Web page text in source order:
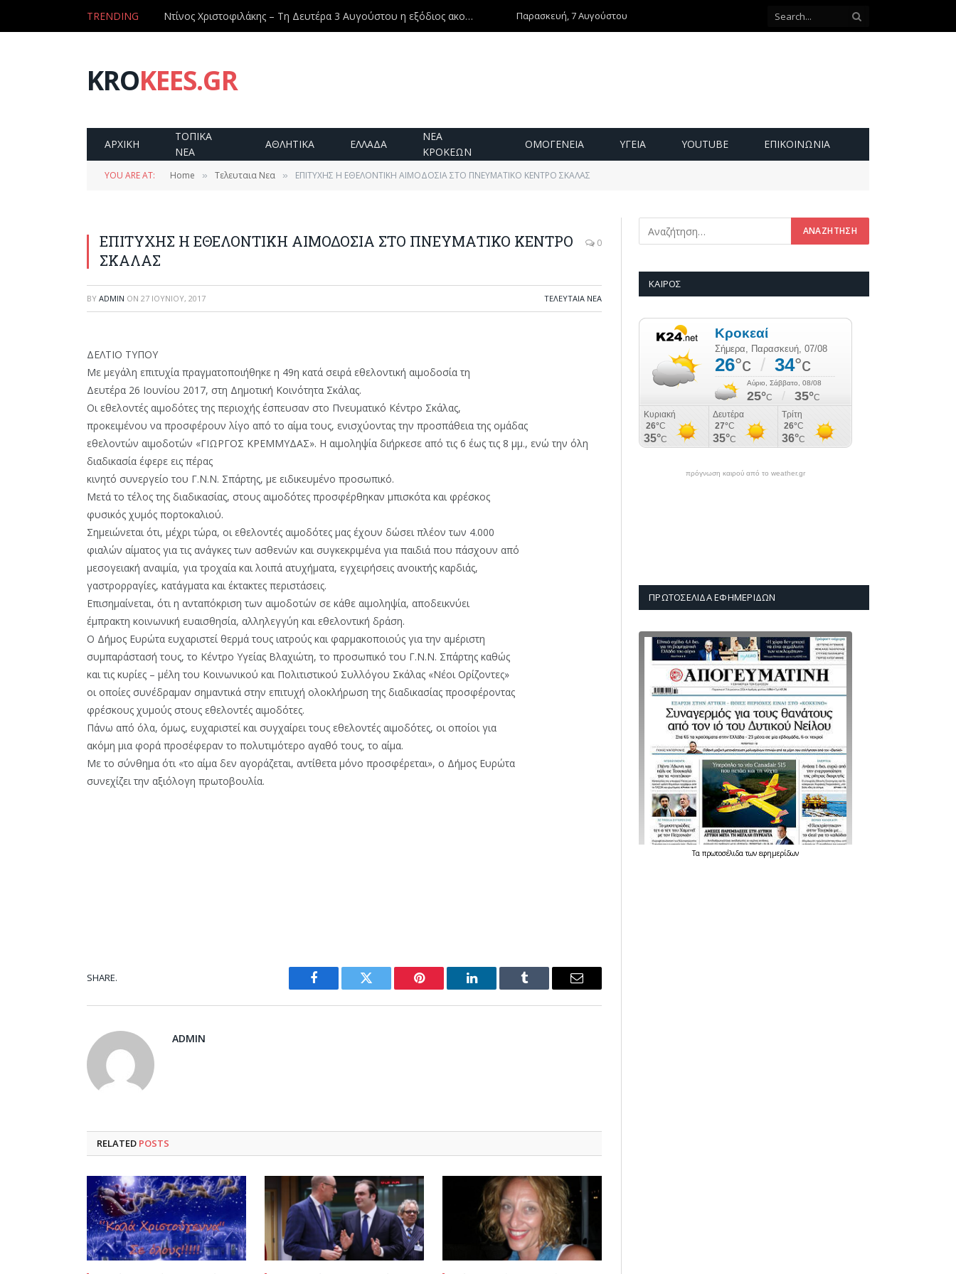
TRENDING Ντίνος Χριστοφιλάκης – Τη Δευτέρα 3 Αυγούστου η εξόδιος ακολουθία Παρασκευή, 7 Αυγούστου
KROKEES.GR
ΑΡΧΙΚΗ
ΤΟΠΙΚΑ
ΝΕΑ
ΑΘΛΗΤΙΚΑ ΕΛΛΑΔΑ
ΝΕΑ
ΚΡΟΚΕΩΝ
ΟΜΟΓΕΝΕΙΑ ΥΓΕΙΑ YOUTUBE ΕΠΙΚΟΙΝΩΝΊΑ
YOU ARE AT: Home » Τελευταια Νεα » ΕΠΙΤΥΧΗΣ Η ΕΘΕΛΟΝΤΙΚΗ ΑΙΜΟΔΟΣΙΑ ΣΤΟ ΠΝΕΥΜΑΤΙΚΟ ΚΕΝΤΡΟ ΣΚΑΛΑΣ
ΕΠΙΤΥΧΗΣ Η ΕΘΕΛΟΝΤΙΚΗ ΑΙΜΟΔΟΣΙΑ ΣΤΟ ΠΝΕΥΜΑΤΙΚΟ ΚΕΝΤΡΟ
ΣΚΑΛΑΣ
0
BY ADMIN ON 27 ΙΟΥΝΊΟΥ, 2017 ΤΕΛΕΥΤΑΙΑ ΝΕΑ
ΔΕΛΤΙΟ ΤΥΠΟΥ
Με μεγάλη επιτυχία πραγματοποιήθηκε η 49η κατά σειρά εθελοντική αιμοδοσία τη
Δευτέρα 26 Ιουνίου 2017, στη Δημοτική Κοινότητα Σκάλας.
Οι εθελοντές αιμοδότες της περιοχής έσπευσαν στο Πνευματικό Κέντρο Σκάλας,
προκειμένου να προσφέρουν λίγο από το αίμα τους, ενισχύοντας την προσπάθεια της ομάδας
εθελοντών αιμοδοτών «ΓΙΩΡΓΟΣ ΚΡΕΜΜΥΔΑΣ». Η αιμοληψία διήρκεσε από τις 6 έως τις 8 μμ., ενώ την όλη
διαδικασία έφερε εις πέρας
κινητό συνεργείο του Γ.Ν.Ν. Σπάρτης, με ειδικευμένο προσωπικό.
Μετά το τέλος της διαδικασίας, στους αιμοδότες προσφέρθηκαν μπισκότα και φρέσκος
φυσικός χυμός πορτοκαλιού.
Σημειώνεται ότι, μέχρι τώρα, οι εθελοντές αιμοδότες μας έχουν δώσει πλέον των 4.000
φιαλών αίματος για τις ανάγκες των ασθενών και συγκεκριμένα για παιδιά που πάσχουν από
μεσογειακή αναιμία, για τροχαία και λοιπά ατυχήματα, εγχειρήσεις ανοικτής καρδιάς,
γαστρορραγίες, κατάγματα και έκτακτες περιστάσεις.
Επισημαίνεται, ότι η ανταπόκριση των αιμοδοτών σε κάθε αιμοληψία, αποδεικνύει
έμπρακτη κοινωνική ευαισθησία, αλληλεγγύη και εθελοντική δράση.
Ο Δήμος Ευρώτα ευχαριστεί θερμά τους ιατρούς και φαρμακοποιούς για την αμέριστη
συμπαράστασή τους, το Κέντρο Υγείας Βλαχιώτη, το προσωπικό του Γ.Ν.Ν. Σπάρτης καθώς
και τις κυρίες – μέλη του Κοινωνικού και Πολιτιστικού Συλλόγου Σκάλας «Νέοι Ορίζοντες»
οι οποίες συνέδραμαν σημαντικά στην επιτυχή ολοκλήρωση της διαδικασίας προσφέροντας
φρέσκους χυμούς στους εθελοντές αιμοδότες.
Πάνω από όλα, όμως, ευχαριστεί και συγχαίρει τους εθελοντές αιμοδότες, οι οποίοι για
ακόμη μια φορά προσέφεραν το πολυτιμότερο αγαθό τους, το αίμα.
Με το σύνθημα ότι «το αίμα δεν αγοράζεται, αντίθετα μόνο προσφέρεται», ο Δήμος Ευρώτα
συνεχίζει την αξιόλογη πρωτοβουλία.
SHARE.
Facebook Twitter Pinterest LinkedIn Tumblr Email
ADMIN
RELATED POSTS
ΚΑΙΡΌΣ
πρόγνωση καιρού από το weather.gr
ΠΡΩΤΟΣΈΛΙΔΑ ΕΦΗΜΕΡΊΔΩΝ
Τα πρωτοσέλιδατων εφημερίδων